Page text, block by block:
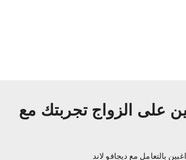
على الزواج تجربتك مع
بالتعامل مع ديجافو لاند